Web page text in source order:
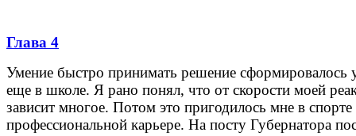
Глава 4
Умение быстро принимать решение сформировалось
еще в школе. Я рано понял, что от скорости моей
зависит многое. Потом это пригодилось мне в спорте
профессиональной карьере. На посту Губернатора